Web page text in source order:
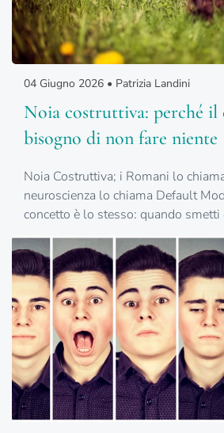
04 Giugno 2026 • Patrizia Landini
Noia costruttiva: perché il
bisogno di non fare niente
Noia Costruttiva; i Romani lo
neuroscienza lo chiama Default
concetto è lo stesso: quando smetti